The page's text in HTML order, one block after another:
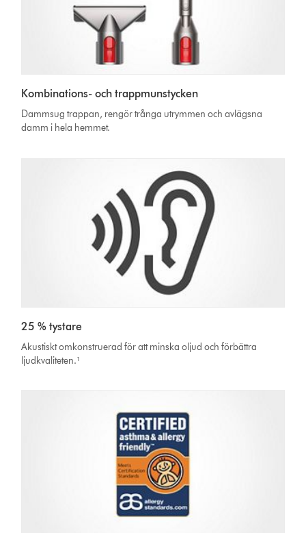
Kombinations- och trappmunstycken
Dammsug trappan, rengör trånga utrymmen och avlägsna
damm i hela hemmet.
25 % tystare
Akustiskt omkonstruerad för att minska oljud och förbättra
ljudkvaliteten.¹